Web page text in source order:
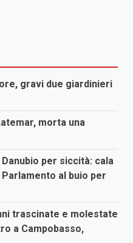
gravi due giardinieri
morta una
per siccità: cala
al buio per
trascinate e molestate
a Campobasso,